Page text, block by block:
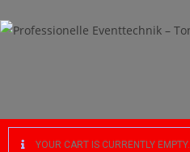
YOUR CART IS CURRENTLY EMPTY.